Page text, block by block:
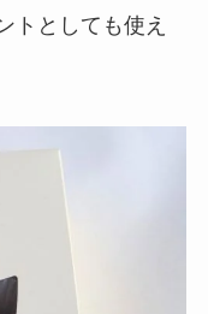
トとしても使え